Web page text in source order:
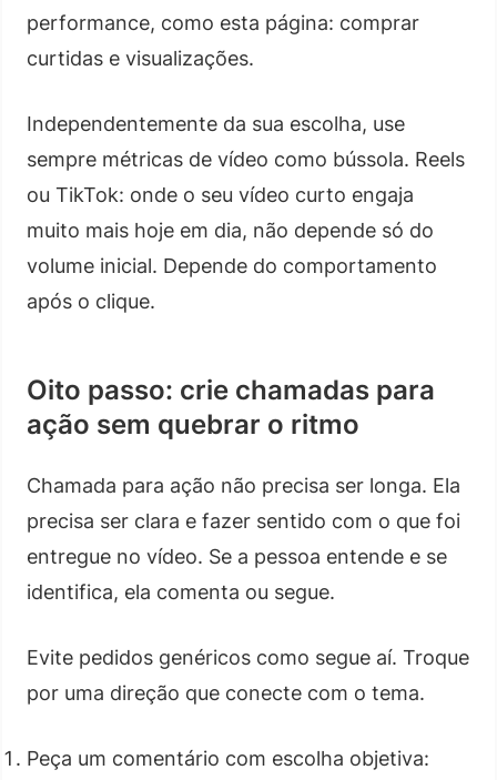
performance, como esta página: comprar
curtidas e visualizações.
Independentemente da sua escolha, use
sempre métricas de vídeo como bússola. Reels
ou TikTok: onde o seu vídeo curto engaja
muito mais hoje em dia, não depende só do
volume inicial. Depende do comportamento
após o clique.
Oito passo: crie chamadas para
ação sem quebrar o ritmo
Chamada para ação não precisa ser longa. Ela
precisa ser clara e fazer sentido com o que foi
entregue no vídeo. Se a pessoa entende e se
identifica, ela comenta ou segue.
Evite pedidos genéricos como segue aí. Troque
por uma direção que conecte com o tema.
Peça um comentário com escolha objetiva: